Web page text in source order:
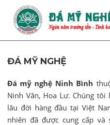
ĐÁ MỸ NGHỆ
Đá mỹ nghệ Ninh Bình
Ninh Vân, Hoa Lư. Chúng
lâu đời hàng đầu tại Việt
nhiên đã được cung cấp